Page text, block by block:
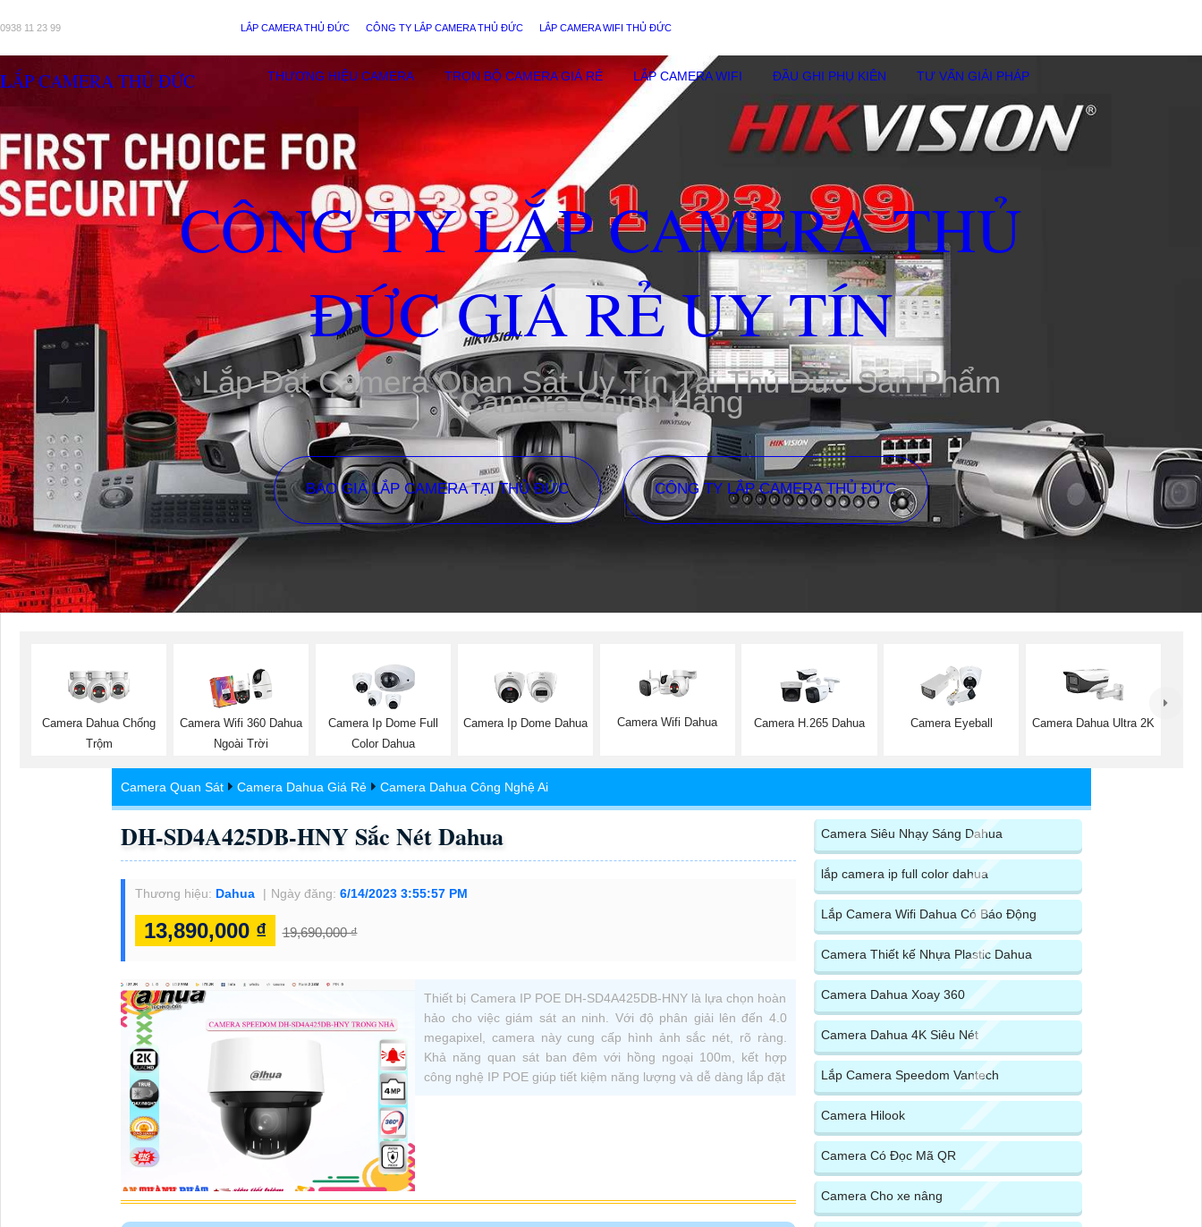
0938 11 23 99 LẮP CAMERA THỦ ĐỨC CÔNG TY LẮP CAMERA THỦ ĐỨC LẮP CAMERA WIFI THỦ ĐỨC
LẮP CAMERA THỦ ĐỨC THƯƠNG HIỆU CAMERA TRỌN BỘ CAMERA GIÁ RẺ LẮP CAMERA WIFI ĐẦU GHI PHỤ KIÊN TƯ VẤN GIẢI PHÁP
CÔNG TY LẮP CAMERA THỦ
ĐỨC GIÁ RẺ UY TÍN
Lắp Đặt Camera Quan Sát Uy Tín Tại Thủ Đức Sản Phẩm
Camera Chính Hãng
BÁO GIÁ LẮP CAMERA TẠI THỦ ĐỨC CÔNG TY LẮP CAMERA THỦ ĐỨC
Camera Dahua Chống
Trộm
Camera Wifi 360 Dahua
Ngoài Trời
Camera Ip Dome Full
Color Dahua
Camera Ip Dome Dahua Camera Wifi Dahua Camera H.265 Dahua Camera Eyeball Camera Dahua Ultra 2K
Camera Quan Sát Camera Dahua Giá Rẻ Camera Dahua Công Nghệ Ai
DH-SD4A425DB-HNY Sắc Nét Dahua
Thương hiệu: Dahua Ngày đăng: 6/14/2023 3:55:57 PM
13,890,000 ₫ 19,690,000 ₫
Thiết bị Camera IP POE DH-SD4A425DB-HNY là lựa chọn hoàn
hảo cho việc giám sát an ninh. Với độ phân giải lên đến 4.0
megapixel, camera này cung cấp hình ảnh sắc nét, rõ ràng.
Khả năng quan sát ban đêm với hồng ngoại 100m, kết hợp
công nghệ IP POE giúp tiết kiệm năng lượng và dễ dàng lắp đặt
Camera Siêu Nhạy Sáng Dahua
lắp camera ip full color dahua
Lắp Camera Wifi Dahua Có Báo Động
Camera Thiết kế Nhựa Plastic Dahua
Camera Dahua Xoay 360
Camera Dahua 4K Siêu Nét
Lắp Camera Speedom Vantech
Camera Hilook
Camera Có Đọc Mã QR
Camera Cho xe nâng